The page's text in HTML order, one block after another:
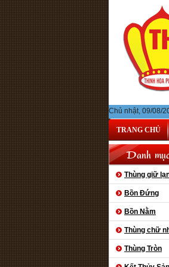
Chủ nhật, 09/08/
TRANG CHỦ
Danh
Thùng giữ
Bồn Đứng
Bồn Nằm
Thùng chữ
Thùng Tròn